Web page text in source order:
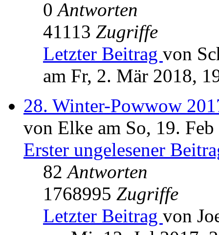
0Antworten
41113 Zugriffe
Letzter Beitrag von
am Fr, 2. Mär 2018,
28. Winter-Powwow
von Elke am So, 19.
Erster ungelesener
82Antworten
1768995 Zugriffe
Letzter Beitrag von